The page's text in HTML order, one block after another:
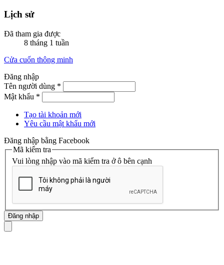
Lịch sử
Đã tham gia được
8 tháng 1 tuần
Cửa cuốn thông minh
Đăng nhập
Tên người dùng *
Mật khẩu *
Tạo tài khoản mới
Yêu cầu mật khẩu mới
Đăng nhập bằng Facebook
Mã kiểm tra
Vui lòng nhập vào mã kiểm tra ở ô bên cạnh